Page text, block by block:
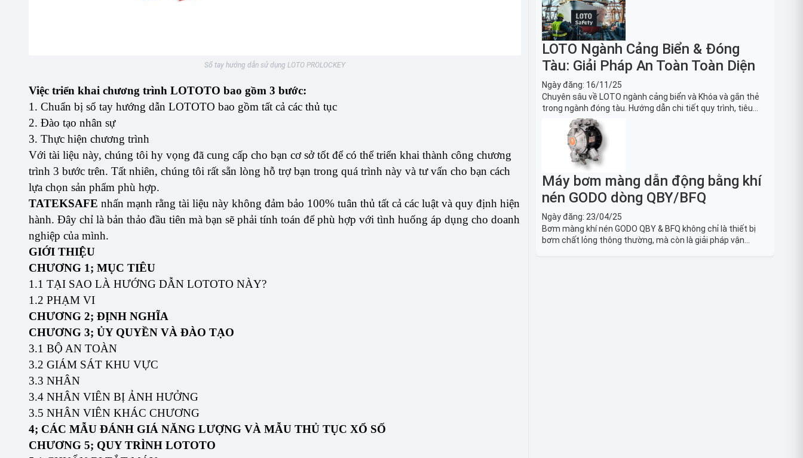
Sổ tay hướng dẫn sử dụng LOTO PROLOCKEY
Việc triển khai chương trình LOTOTO bao gồm 3 bước:
1. Chuẩn bị sổ tay hướng dẫn LOTOTO bao gồm tất cả các thủ tục
2. Đào tạo nhân sự
3. Thực hiện chương trình
Với tài liệu này, chúng tôi hy vọng đã cung cấp cho bạn cơ sở tốt để có thể triển khai thành công chương
trình 3 bước trên. Tất nhiên, chúng tôi rất sẵn lòng hỗ trợ bạn trong quá trình này và tư vấn cho bạn cách
lựa chọn sản phẩm phù hợp.
TATEKSAFE nhấn mạnh rằng tài liệu này không đảm bảo 100% tuân thủ tất cả các luật và quy định hiện
hành. Đây chỉ là bản thảo đầu tiên mà bạn sẽ phải tính toán để phù hợp với tình huống áp dụng cho doanh
nghiệp của mình.
GIỚI THIỆU
CHƯƠNG 1; MỤC TIÊU
1.1 TẠI SAO LÀ HƯỚNG DẪN LOTOTO NÀY?
1.2 PHẠM VI
CHƯƠNG 2; ĐỊNH NGHĨA
CHƯƠNG 3; ỦY QUYỀN VÀ ĐÀO TẠO
3.1 BỘ AN TOÀN
3.2 GIÁM SÁT KHU VỰC
3.3 NHÂN
3.4 NHÂN VIÊN BỊ ẢNH HƯỞNG
3.5 NHÂN VIÊN KHÁC CHƯƠNG
4; CÁC MẪU ĐÁNH GIÁ NĂNG LƯỢNG VÀ MẪU THỦ TỤC XỔ SỐ
CHƯƠNG 5; QUY TRÌNH LOTOTO
nung, máy nghiền an toàn.
LOTO Ngành Cảng Biển & Đóng
Tàu: Giải Pháp An Toàn Toàn Diện
Ngày đăng: 16/11/25
Chuyên sâu về LOTO ngành cảng biển và Khóa và gắn thẻ
trong ngành đóng tàu. Hướng dẫn chi tiết quy trình, tiêu
chuẩn OSHA, thiết bị và Giải pháp LOTO trong công nghiệp
đóng tàu toàn diện.
Máy bơm màng dẫn động bằng khí
nén GODO dòng QBY/BFQ
Ngày đăng: 23/04/25
Bơm màng khí nén GODO QBY & BFQ không chỉ là thiết bị
bơm chất lỏng thông thường, mà còn là giải pháp vận